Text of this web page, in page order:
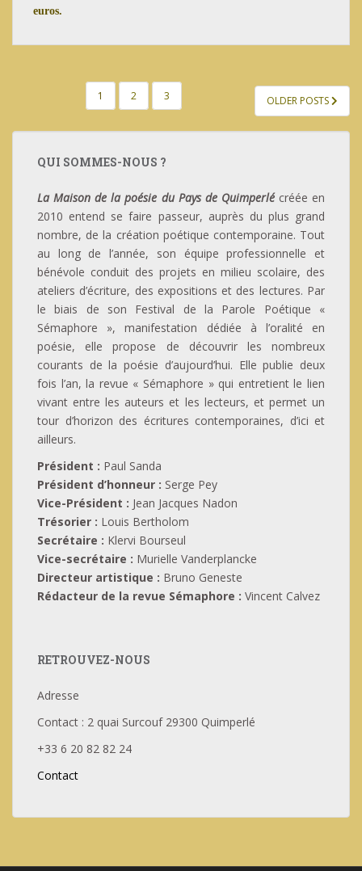
euros.
PAGINATION
PUBLICATIONS
1 2 3 OLDER POSTS
QUI SOMMES-NOUS ?
La Maison de la poésie du Pays de Quimperlécréée en
2010 entend se faire passeur, auprès du plus grand
nombre, de la création poétique contemporaine. Tout
au long de l’année, son équipe professionnelle et
bénévole conduit des projets en milieu scolaire, des
ateliers d’écriture, des expositions et des lectures. Par
le biais de son Festival de la Parole Poétique «
Sémaphore », manifestation dédiée à l’oralité en
poésie, elle propose de découvrir les nombreux
courants de la poésie d’aujourd’hui. Elle publie deux
fois l’an, la revue « Sémaphore » qui entretient le lien
vivant entre les auteurs et les lecteurs, et permet un
tour d’horizon des écritures contemporaines, d’ici et
ailleurs.
Président : Paul Sanda
Président d’honneur : Serge Pey
Vice-Président : Jean Jacques Nadon
Trésorier : Louis Bertholom
Secrétaire : Klervi Bourseul
Vice-secrétaire : Murielle Vanderplancke
Directeur artistique : Bruno Geneste
Rédacteur de la revue Sémaphore : Vincent Calvez
RETROUVEZ-NOUS
Adresse
Contact : 2 quai Surcouf 29300 Quimperlé
+33 6 20 82 82 24
Contact